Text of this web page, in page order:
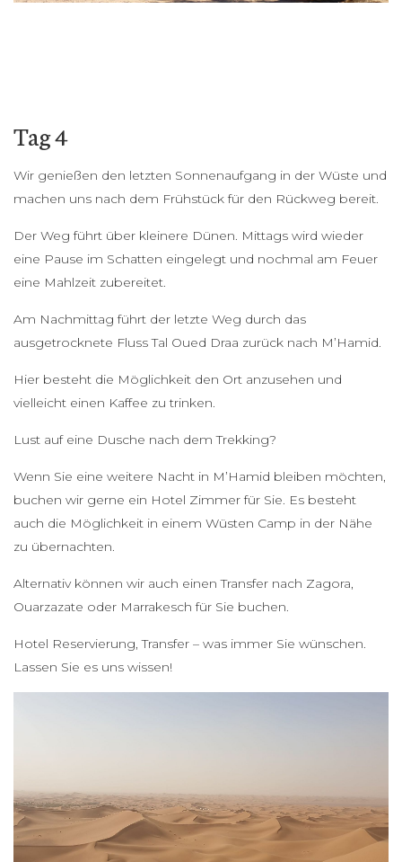
Tag 4
Wir genießen den letzten Sonnenaufgang in der Wüste und
machen uns nach dem Frühstück für den Rückweg bereit.
Der Weg führt über kleinere Dünen. Mittags wird wieder
eine Pause im Schatten eingelegt und nochmal am Feuer
eine Mahlzeit zubereitet.
Am Nachmittag führt der letzte Weg durch das
ausgetrocknete Fluss Tal Oued Draa zurück nach M’Hamid.
Hier besteht die Möglichkeit den Ort anzusehen und
vielleicht einen Kaffee zu trinken.
Lust auf eine Dusche nach dem Trekking?
Wenn Sie eine weitere Nacht in M’Hamid bleiben möchten,
buchen wir gerne ein Hotel Zimmer für Sie. Es besteht
auch die Möglichkeit in einem Wüsten Camp in der Nähe
zu übernachten.
Alternativ können wir auch einen Transfer nach Zagora,
Ouarzazate oder Marrakesch für Sie buchen.
Hotel Reservierung, Transfer – was immer Sie wünschen.
Lassen Sie es uns wissen!